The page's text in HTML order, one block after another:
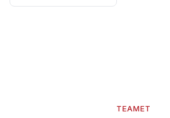
TEAMET